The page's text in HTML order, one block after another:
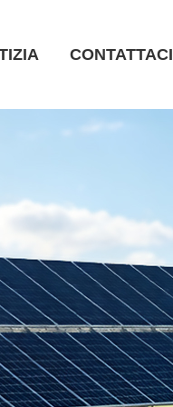
CONTATTACI